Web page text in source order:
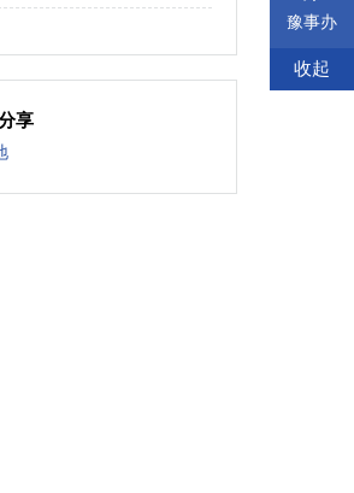
享
豫事办
收起